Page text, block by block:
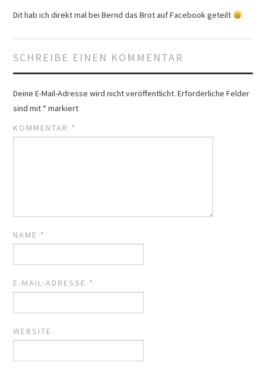
Dit hab ich direkt mal bei Bernd das Brot auf Facebook geteilt
SCHREIBE EINEN KOMMENTAR
Deine E-Mail-Adresse wird nicht veröffentlicht. Erforderliche Felder
sind mit * markiert
KOMMENTAR *
NAME *
E-MAIL-ADRESSE *
WEBSITE